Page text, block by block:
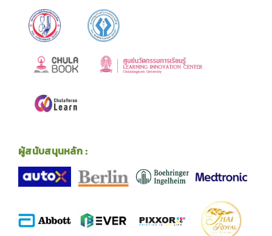
ผู้สนับสนุนหลัก :